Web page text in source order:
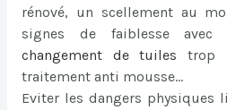
rénové, un scellement au
signes de faiblesse avec
changement de tuiles trop
traitement anti mousse…
Eviter les dangers physiques